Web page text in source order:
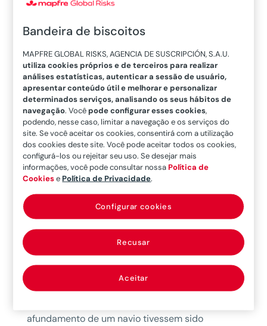
26/12/2023
No contexto daguerrada Rússia e da Ucrânia,
nosso colega Javier Caamaño Malagón
perguntou-secomo os seguros agem em uma
situação de conflito bélico.Para conhecer a
atualidade, faça uma viagem pelahistória.
Recuperamos dois interessantes artigos
publicados na MAPFRE com a ajuda de Javier
Caamaño Malagón.O primeiro faz um percurso
o mercado segurador tomou maior impulso no
comércio generalizando a cobertura do
transporte de mercadorias, especialmente o
marítimo. “Foi aqui queas seguradoras
começaram a se proteger dos riscos da
guerra
afundamento de um navio tivessem sido
Bandeira de biscoitos
MAPFRE GLOBAL RISKS, AGENCIA DE SUSCRIPCIÓN, S.A.U.
utiliza cookies próprios e de terceiros para realizar
análises estatísticas, autenticar a sessão de usuário,
apresentar conteúdo útil e melhorar e personalizar
determinados serviços, analisando os seus hábitos de
navegação. Vocêpode configurar esses cookies,
podendo, nesse caso, limitar a navegação e os serviços do
site. Se você aceitar os cookies, consentirá com a utilização
dos cookies deste site. Você pode aceitar todos os cookies,
configurá-los ou rejeitar seu uso. Se desejar mais
informações, você pode consultar nossaPolítica de
CookiesePolítica de Privacidade.
Recusar
Aceitar
Configurar cookies